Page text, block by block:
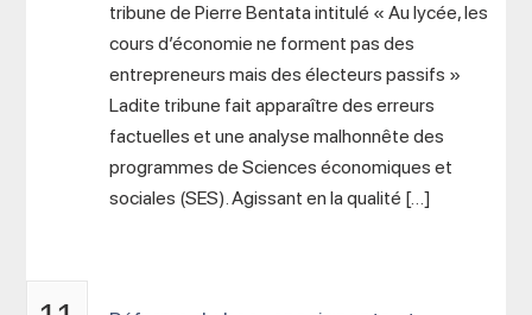
tribune de Pierre Bentata intitulé « Au lycée, les
cours d’économie ne forment pas des
entrepreneurs mais des électeurs passifs »
Ladite tribune fait apparaître des erreurs
factuelles et une analyse malhonnête des
programmes de Sciences économiques et
sociales (SES). Agissant en la qualité […]